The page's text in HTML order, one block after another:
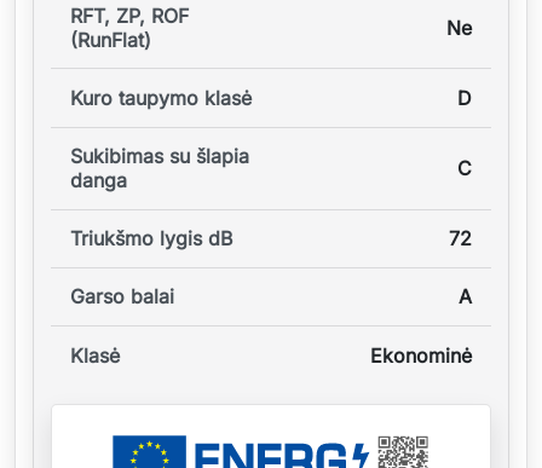
RFT, ZP, ROF
(RunFlat)
Ne
Kuro taupymo klasė D
Sukibimas su šlapia
danga
C
Triukšmo lygis dB 72
Garso balai A
Klasė Ekonominė